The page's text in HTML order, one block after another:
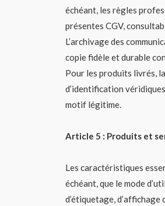
échéant, les règles
présentes CGV,
L’archivage des
copie fidèle et durable
Pour les produits livrés,
d’identification
motif légitime.
Article 5 : Produits et
Les caractéristiques
échéant, que le mode
d’étiquetage,